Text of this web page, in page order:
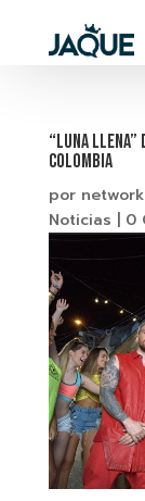
“LUNA LLENA”
COLOMBIA
por
Noticias
0